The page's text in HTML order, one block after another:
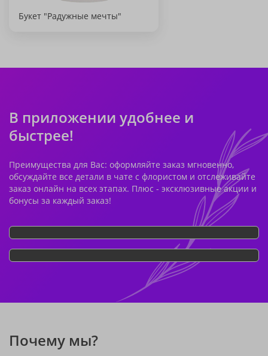
Букет "Радужные мечты"
В приложении удобнее и
быстрее!
Преимущества для Вас: оформляйте заказ мгновенно,
обсуждайте все детали в чате с флористом и отслеживайте
заказ онлайн на всех этапах. Плюс - эксклюзивные акции и
бонусы за каждый заказ!
Почему мы?